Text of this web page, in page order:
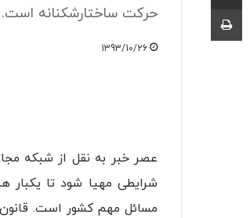
حركت ساختارشکنانه است.
1393/10/26
عصر خبر به نقل از شبكه
شرایطی مهیا شود تا
مسائل مهم کشور است.